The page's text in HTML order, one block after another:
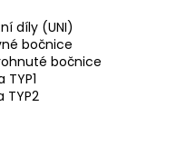
díly (UNI)
bočnice
bočnice